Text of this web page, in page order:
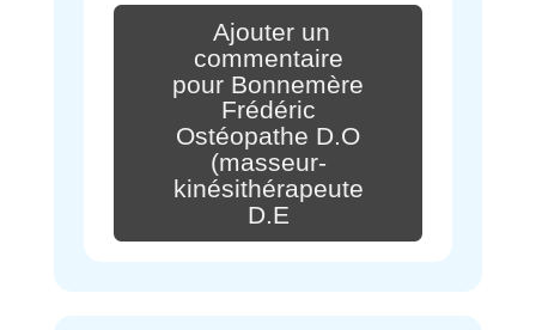
Ajouter un
commentaire
pour Bonnemère
Frédéric
Ostéopathe D.O
(masseur-
kinésithérapeute
D.E